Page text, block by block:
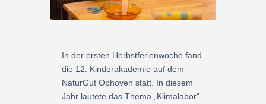
In der ersten Herbstferienwoche fand
die 12. Kinderakademie auf dem
NaturGut Ophoven statt. In diesem
Jahr lautete das Thema „Klimalabor“.